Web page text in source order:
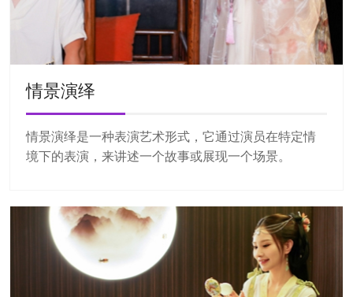
情景演绎
情景演绎是一种表演艺术形式，它通过演员在特定情
境下的表演，来讲述一个故事或展现一个场景。